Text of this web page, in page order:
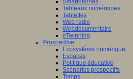
Smartphones
Tableaux numériques
Tablettes
Web radio
Webdocumentaire
eTwinning
Prospective
Ecosystème numérique
Espaces
Politique éducative
Scénarios prospectifs
Temps